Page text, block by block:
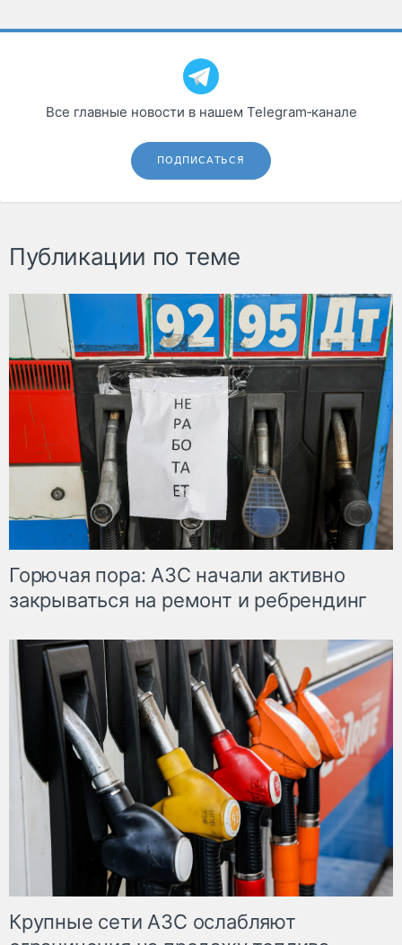
Все главные новости в нашем Telegram‑канале
ПОДПИСАТЬСЯ
Публикации по теме
Горючая пора: АЗС начали активно
закрываться на ремонт и ребрендинг
Крупные сети АЗС ослабляют